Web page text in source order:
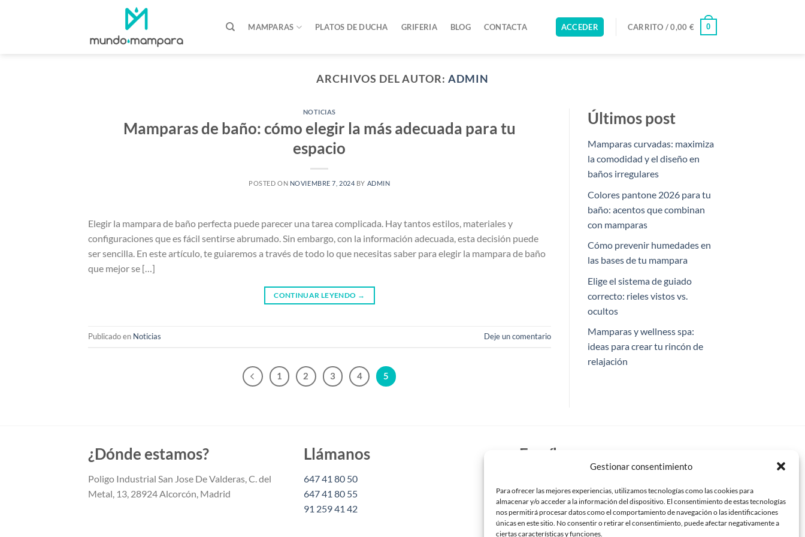
Gestionar consentimiento
Para ofrecer las mejores experiencias, utilizamos tecnologías como las cookies para
almacenar y/o acceder a la información del dispositivo. El consentimiento de estas tecnologías
nos permitirá procesar datos como el comportamiento de navegación o las identificaciones
únicas en este sitio. No consentir o retirar el consentimiento, puede afectar negativamente a
ciertas características y funciones.
MAMPARAS PLATOS DE DUCHA GRIFERIA BLOG CONTACTA ACCEDER CARRITO /0,00 € 0
ARCHIVOS DEL AUTOR: ADMIN
NOTICIAS
Mamparas de baño: cómo elegir la más adecuada para tu
espacio
POSTED ON NOVIEMBRE 7, 2024 BY ADMIN
Elegir la mampara de baño perfecta puede parecer una tarea complicada. Hay tantos estilos, materiales y
configuraciones que es fácil sentirse abrumado. Sin embargo, con la información adecuada, esta decisión puede
ser sencilla. En este artículo, te guiaremos a través de todo lo que necesitas saber para elegir la mampara de baño
que mejor se […]
CONTINUAR LEYENDO →
Publicado en Noticias Deje un comentario
1 2 3 4 5
Últimos post
Mamparas curvadas: maximiza
la comodidad y el diseño en
baños irregulares
Colores pantone 2026 para tu
baño: acentos que combinan
con mamparas
Cómo prevenir humedades en
las bases de tu mampara
Elige el sistema de guiado
correcto: rieles vistos vs.
ocultos
Mamparas y wellness spa:
ideas para crear tu rincón de
relajación
¿Dónde estamos?
Poligo Industrial San Jose De Valderas, C. del
Metal, 13, 28924 Alcorcón, Madrid
Llámanos
647 41 80 50
647 41 80 55
91 259 41 42
Escríbenos
Mamparas de ducha en Madrid
Mamparas de ducha en Alcorcón